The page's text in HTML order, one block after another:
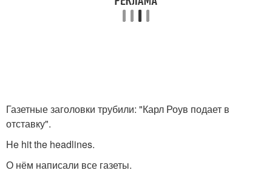
Газетные заголовки трубили: "Карл Роув подает в
отставку".
He hit the headlines.
О нём написали все газеты.